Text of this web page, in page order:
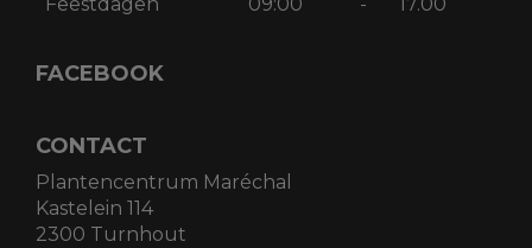
FACEBOOK
CONTACT
Plantencentrum Maréchal
Kastelein 114
2300 Turnhout